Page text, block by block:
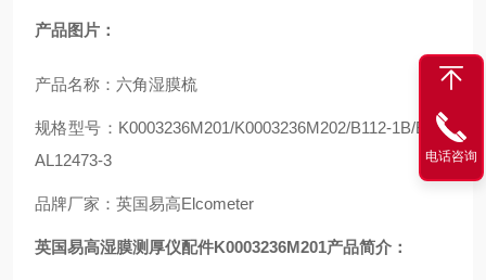
产品图片：
产品名称：六角湿膜梳
规格型号：K0003236M201/K0003236M202/B112-1B/B112
AL12473-3
品牌厂家：英国易高Elcometer
英国易高湿膜测厚仪配件K0003236M201产品简介：
电话咨询